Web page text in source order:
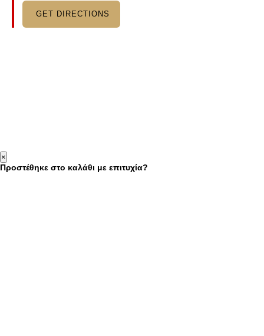
GET DIRECTIONS
×
Προστέθηκε στο καλάθι με επιτυχία?